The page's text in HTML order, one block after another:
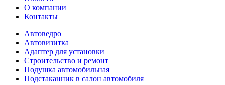
О компании
Контакты
Автоведро
Автовизитка
Адаптер для установки
Строительство и ремонт
Подушка автомобильная
Подстаканник в салон автомобиля